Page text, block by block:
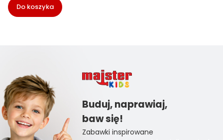
Do koszyka
Buduj, naprawiaj,
baw się!
Zabawki inspirowane